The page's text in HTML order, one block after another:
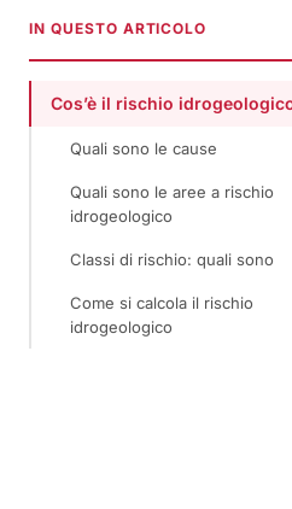
IN QUESTO ARTICOLO
Cos’è il rischio
Quali sono le cause
Quali sono le aree a rischio
idrogeologico
Classi di rischio: quali sono
Come si calcola il rischio
idrogeologico